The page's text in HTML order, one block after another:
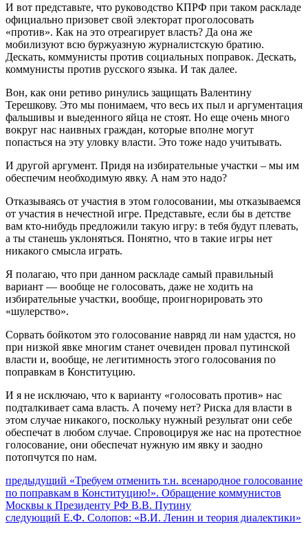
И вот представьте, что руководство КПРФ при таком раскладе
официально призовет свой электорат проголосовать
«против». Как на это отреагирует власть? Да она же
мобилизуют всю буржуазную журналистскую братию.
Дескать, коммунисты против социальных поправок. Дескать,
коммунисты против русского языка. И так далее.
Вон, как они ретиво ринулись защищать Валентину
Терешкову. Это мы понимаем, что весь их пыл и аргументация
фальшивы и выеденного яйца не стоят. Но еще очень много
вокруг нас наивных граждан, которые вполне могут
попасться на эту уловку власти. Это тоже надо учитывать.
И другой аргумент. Придя на избирательные участки – мы им
обеспечим необходимую явку. А нам это надо?
Отказываясь от участия в этом голосовании, мы отказываемся
от участия в нечестной игре. Представьте, если бы в детстве
вам кто-нибудь предложили такую игру: в тебя будут плевать,
а ты станешь уклоняться. Понятно, что в такие игры нет
никакого смысла играть.
Я полагаю, что при данном раскладе самый правильный
вариант — вообще не голосовать, даже не ходить на
избирательные участки, вообще, проигнорировать это
«шулерство».
Сорвать бойкотом это голосование навряд ли нам удастся, но
при низкой явке многим станет очевиден провал путинской
власти и, вообще, не легитимность этого голосования по
поправкам в Конституцию.
И я не исключаю, что к варианту «голосовать против» нас
подталкивает сама власть. А почему нет? Риска для власти в
этом случае никакого, поскольку нужный результат они себе
обеспечат в любом случае. Спровоцируя же нас на протестное
голосование, они обеспечат нужную им явку и заодно
потопчутся по нам.
Навигация
по
записям
предыдущий Предыдущий
пост:
«Требуем отменить т.н. всенародное голосование
по поправкам в Конституцию!». Обращение коммунистов
Москвы к Президенту РФ В.В. Путину
следующий Следующее
Е.Ф. Солопов: «В.И. Ленин и теория диалектики»